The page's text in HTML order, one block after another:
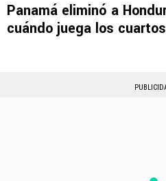
Panamá eliminó a
cuándo juega los